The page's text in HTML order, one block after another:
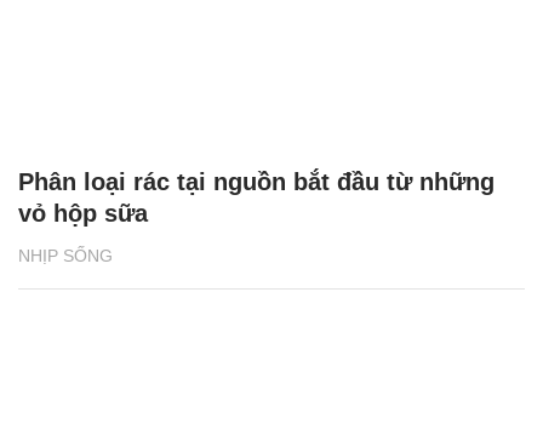
NHỊP SỐNG
Phân loại rác tại nguồn bắt đầu từ những
vỏ hộp sữa